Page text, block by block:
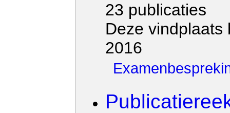
23 publicaties
Deze vindplaats
2016